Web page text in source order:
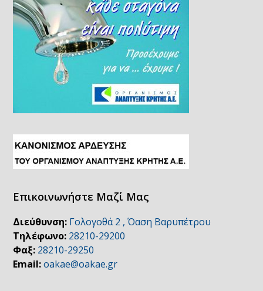
Επικοινωνήστε Μαζί Μας
Διεύθυνση: Γολογοθά 2 , Όαση Βαρυπέτρου
Τηλέφωνο: 28210-29200
Φαξ: 28210-29250
Email: oakae@oakae.gr